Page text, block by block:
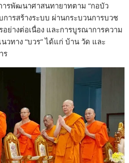
ารพัฒนาศาสนทายาทตาม “กอบัว
ารสร้างระบบ ผ่านกระบวนการบวช
ย่างต่อเนื่อง และการบูรณาการความ
ทาง “บวร” ได้แก่ บ้าน วัด และ
ร